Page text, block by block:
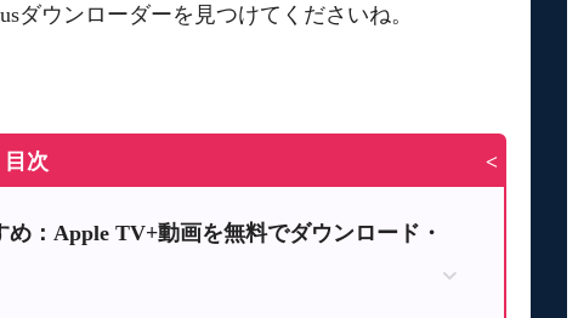
ダウンローダーを見つけてくださいね。
目次 >
：Apple TV+動画を無料でダウンロード・